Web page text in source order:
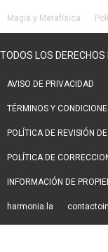
Magia y Metafísica
TODOS LOS
AVISO DE PRIVACIDAD
TÉRMINOS Y
POLÍTICA DE REVISIÓN
POLÍTICA DE
INFORMACIÓN DE
harmonia.la